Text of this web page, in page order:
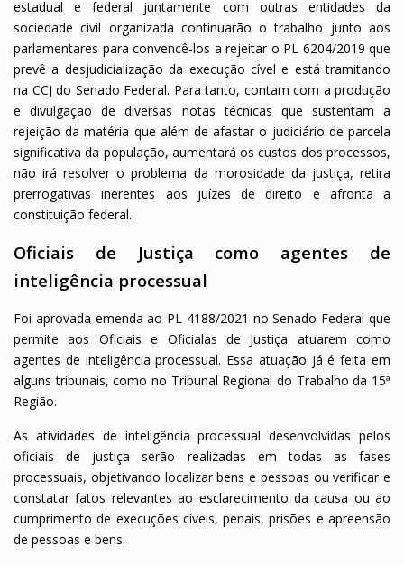
estadual e federal juntamente com outras entidades da
sociedade civil organizada continuarão o trabalho junto aos
parlamentares para convencê-los a rejeitar o PL 6204/2019 que
prevê a desjudicialização da execução cível e está tramitando
na CCJ do Senado Federal. Para tanto, contam com a produção
e divulgação de diversas notas técnicas que sustentam a
rejeição da matéria que além de afastar o judiciário de parcela
significativa da população, aumentará os custos dos processos,
não irá resolver o problema da morosidade da justiça, retira
prerrogativas inerentes aos juízes de direito e afronta a
constituição federal.
Oficiais de Justiça como agentes de
inteligência processual
Foi aprovada emenda ao PL 4188/2021 no Senado Federal que
permite aos Oficiais e Oficialas de Justiça atuarem como
agentes de inteligência processual. Essa atuação já é feita em
alguns tribunais, como no Tribunal Regional do Trabalho da 15ª
Região.
As atividades de inteligência processual desenvolvidas pelos
oficiais de justiça serão realizadas em todas as fases
processuais, objetivando localizar bens e pessoas ou verificar e
constatar fatos relevantes ao esclarecimento da causa ou ao
cumprimento de execuções cíveis, penais, prisões e apreensão
de pessoas e bens.